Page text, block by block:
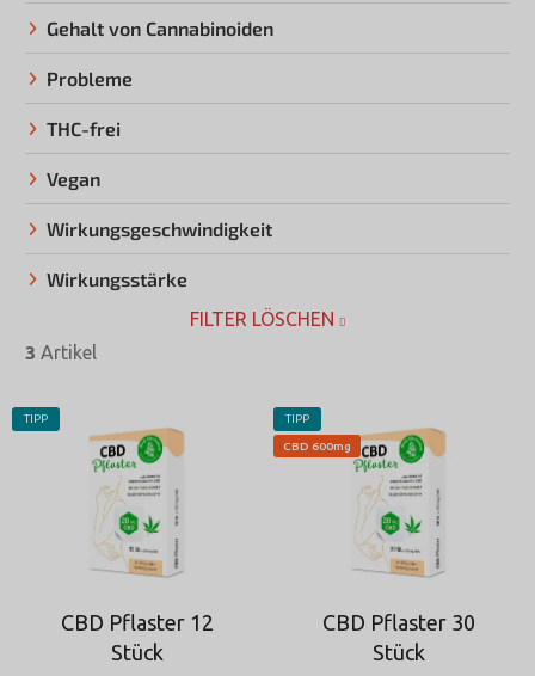
Gehalt von Cannabinoiden
Probleme
THC-frei
Vegan
Wirkungsgeschwindigkeit
Wirkungsstärke
FILTER LÖSCHEN
3 Artikel
L
i
TIPP
CBD Pflaster 12
Stück
TIPP
CBD 600mg
CBD Pflaster 30
Stück